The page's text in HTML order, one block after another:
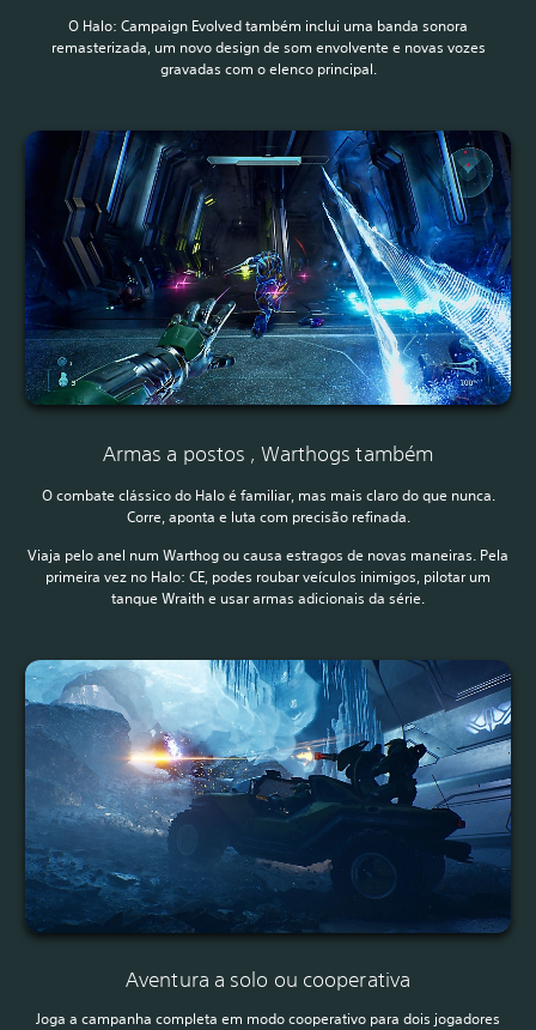
O Halo: Campaign Evolved também inclui uma banda sonora
remasterizada, um novo design de som envolvente e novas vozes
gravadas com o elenco principal.
Armas a postos , Warthogs também
O combate clássico do Halo é familiar, mas mais claro do que nunca.
Corre, aponta e luta com precisão refinada.
Viaja pelo anel num Warthog ou causa estragos de novas maneiras. Pela
primeira vez no Halo: CE, podes roubar veículos inimigos, pilotar um
tanque Wraith e usar armas adicionais da série.
Aventura a solo ou cooperativa
Joga a campanha completa em modo cooperativo para dois jogadores